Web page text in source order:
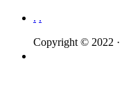
. .
Copyright © 2022 ·